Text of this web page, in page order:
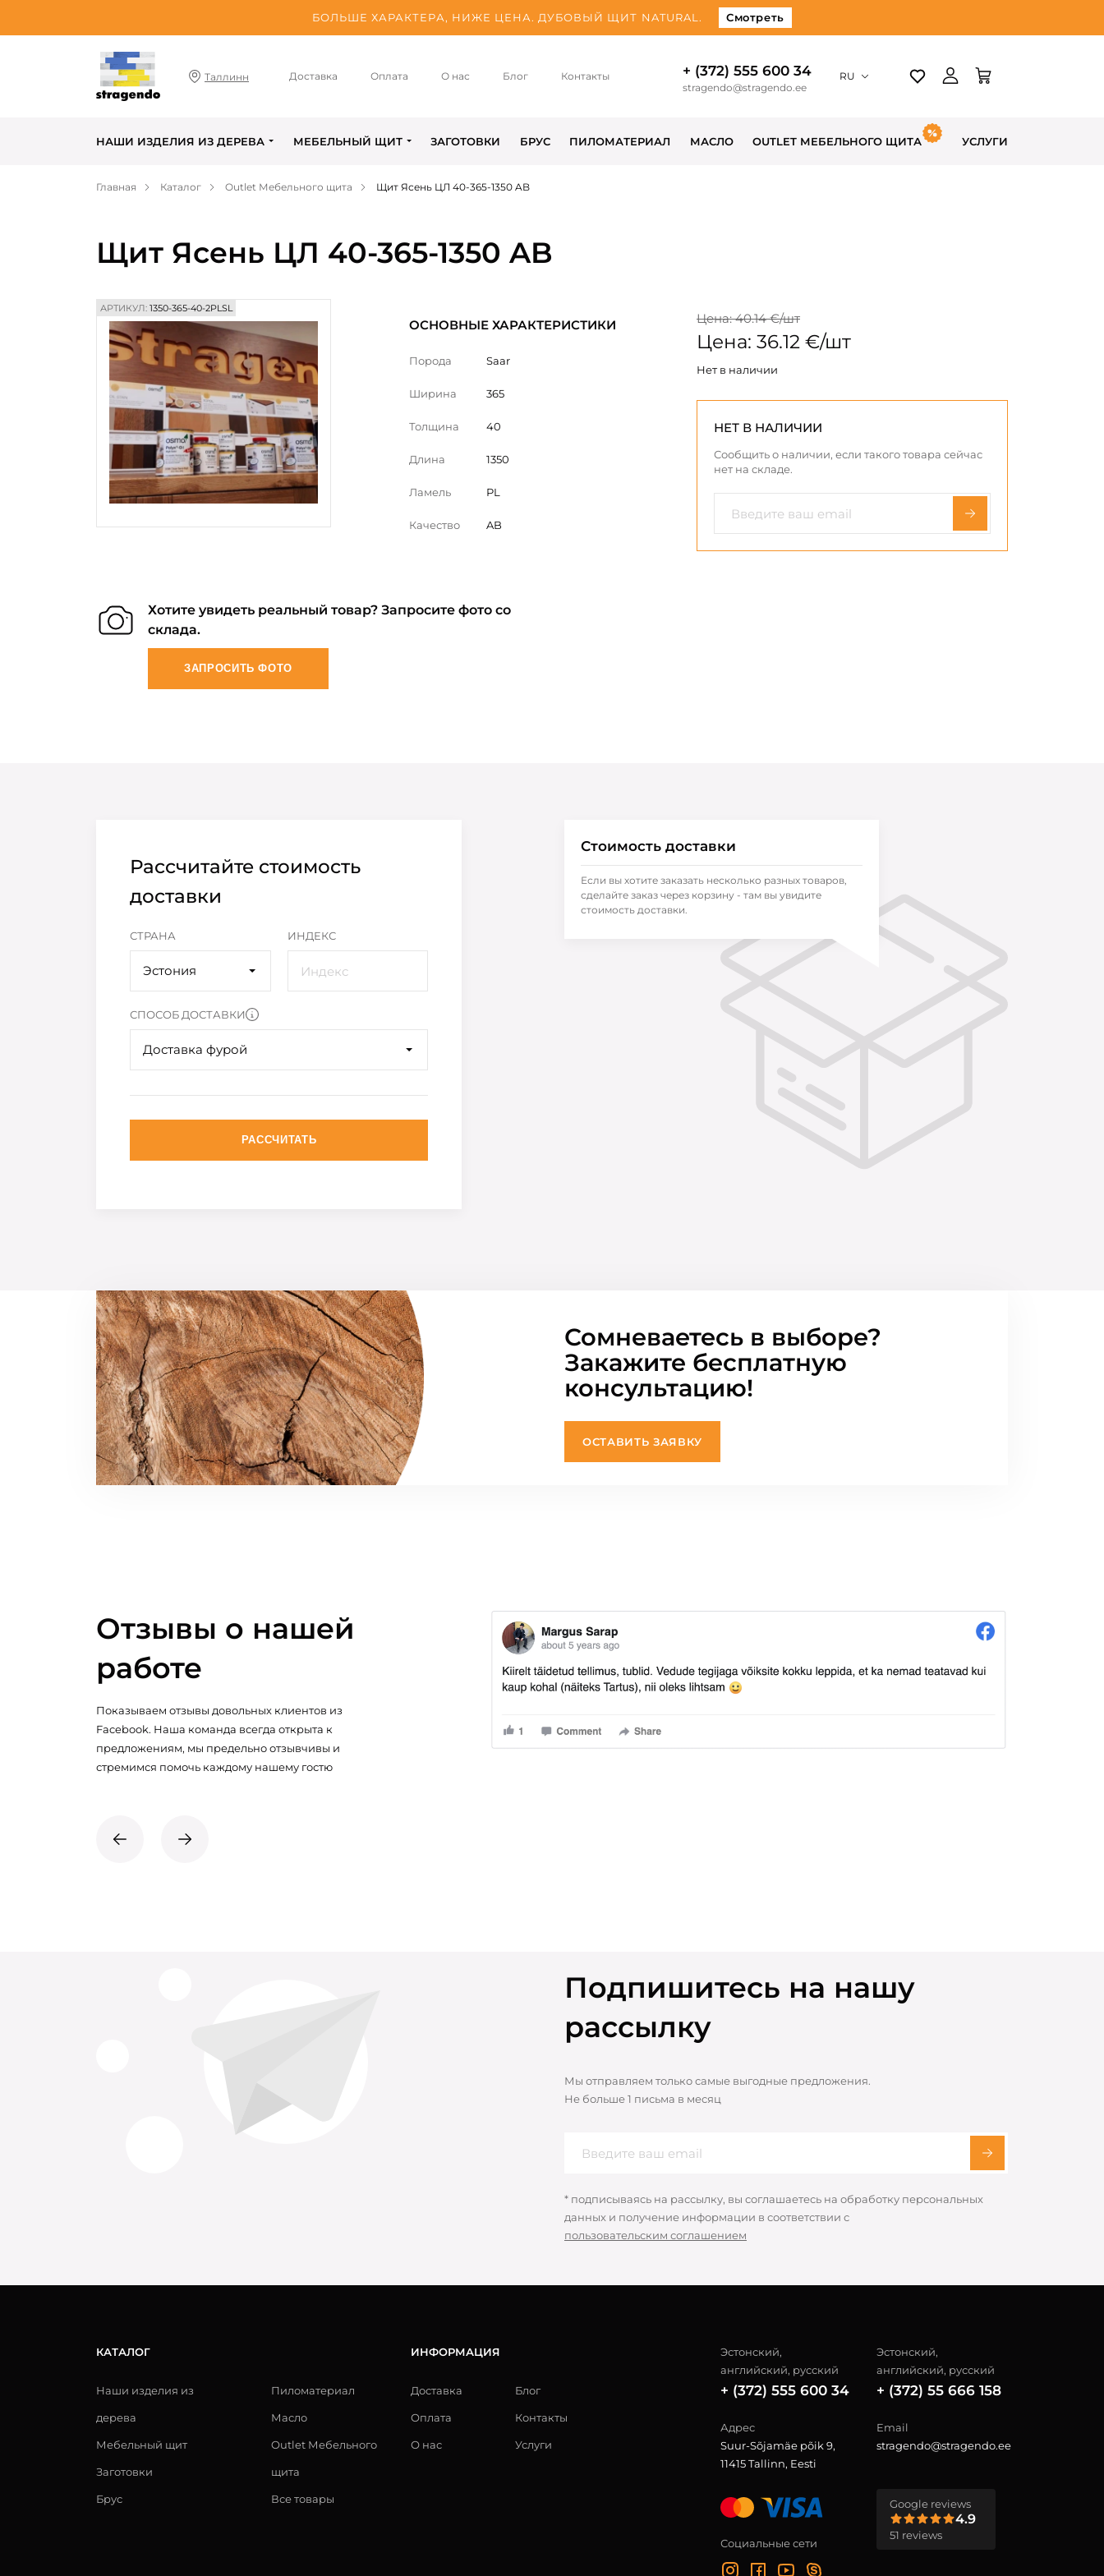
БОЛЬШЕ ХАРАКТЕРА, НИЖЕ ЦЕНА. ДУБОВЫЙ ЩИТ NATURAL. Смотреть
Таллинн Доставка Оплата О нас Блог Контакты + (372) 555 600 34
stragendo@stragendo.ee
RU
НАШИ ИЗДЕЛИЯ ИЗ ДЕРЕВА МЕБЕЛЬНЫЙ ЩИТ ЗАГОТОВКИ БРУС ПИЛОМАТЕРИАЛ МАСЛО OUTLET МЕБЕЛЬНОГО ЩИТА УСЛУГИ
Главная Каталог Outlet Мебельного щита Щит Ясень ЦЛ 40-365-1350 AB
Щит Ясень ЦЛ 40-365-1350 AB
АРТИКУЛ: 1350-365-40-2PLSL
ОСНОВНЫЕ ХАРАКТЕРИСТИКИ
Порода Saar
Ширина 365
Толщина 40
Длина 1350
Ламель PL
Качество AB
Цена: 40.14 €/шт
Цена: 36.12 €/шт
Нет в наличии
НЕТ В НАЛИЧИИ
Сообщить о наличии, если такого товара сейчас
нет на складе.
Хотите увидеть реальный товар? Запросите фото со
склада.
ЗАПРОСИТЬ ФОТО
Рассчитайте стоимость
доставки
СТРАНА
Эстония
ИНДЕКС
СПОСОБ ДОСТАВКИ
Доставка фурой
РАССЧИТАТЬ
Стоимость доставки
Если вы хотите заказать несколько разных товаров,
сделайте заказ через корзину - там вы увидите
стоимость доставки.
Сомневаетесь в выборе?
Закажите бесплатную
консультацию!
ОСТАВИТЬ ЗАЯВКУ
Отзывы о нашей
работе
Показываем отзывы довольных клиентов из
Facebook. Наша команда всегда открыта к
предложениям, мы предельно отзывчивы и
стремимся помочь каждому нашему гостю
Подпишитесь на нашу
рассылку
Мы отправляем только самые выгодные предложения.
Не больше 1 письма в месяц
* подписываясь на рассылку, вы соглашаетесь на обработку персональных
данных и получение информации в соответствии с
пользовательским соглашением
КАТАЛОГ
Наши изделия из
дерева
Мебельный щит
Заготовки
Брус
Пиломатериал
Масло
Outlet Мебельного
щита
Все товары
ИНФОРМАЦИЯ
Доставка
Оплата
О нас
Блог
Контакты
Услуги
Эстонский,
английский, русский
+ (372) 555 600 34
Эстонский,
английский, русский
+ (372) 55 666 158
Адрес
Suur-Sõjamäe põik 9,
11415 Tallinn, Eesti
Email
stragendo@stragendo.ee
Социальные сети
Google reviews
4.9
51 reviews